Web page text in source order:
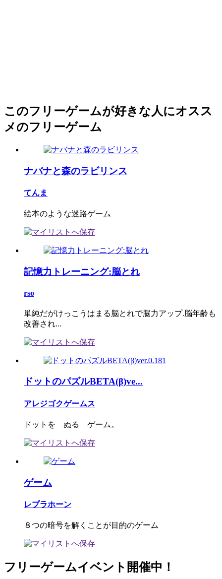
このフリーゲームが好きな人にオスス
メのフリーゲーム
ナバナと森のラビリンス
てんま
絵本のような迷路ゲーム
記憶力トレーニング:脳とれ
rso
単純だがけっこうはまる脳とれで脳力アップ.脳年齢も
改善され...
ドットのパズルBETA(β)ve...
アレジゴクゲームス
ドットを ぬる ゲーム。
ゲーム
レプラホーン
８つの暗号を解くことが目的のゲーム
フリーゲームイベント開催中！